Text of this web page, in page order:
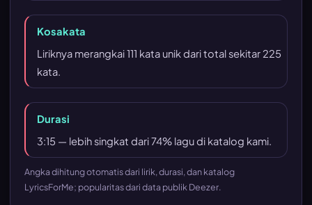
Kosakata
Liriknya merangkai 111 kata unik dari total sekitar 225
kata.
Durasi
3:15 — lebih singkat dari 74% lagu di katalog kami.
Angka dihitung otomatis dari lirik, durasi, dan katalog
LyricsForMe; popularitas dari data publik Deezer.